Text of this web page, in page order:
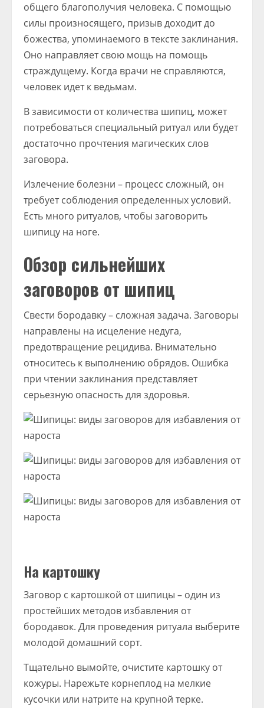
общего благополучия человека. С помощью
силы произносящего, призыв доходит до
божества, упоминаемого в тексте заклинания.
Оно направляет свою мощь на помощь
страждущему. Когда врачи не справляются,
человек идет к ведьмам.
В зависимости от количества шипиц, может
потребоваться специальный ритуал или будет
достаточно прочтения магических слов
заговора.
Излечение болезни – процесс сложный, он
требует соблюдения определенных условий.
Есть много ритуалов, чтобы заговорить
шипицу на ноге.
Обзор сильнейших
заговоров от шипиц
Свести бородавку – сложная задача. Заговоры
направлены на исцеление недуга,
предотвращение рецидива. Внимательно
относитесь к выполнению обрядов. Ошибка
при чтении заклинания представляет
серьезную опасность для здоровья.
На картошку
Заговор с картошкой от шипицы – один из
простейших методов избавления от
бородавок. Для проведения ритуала выберите
молодой домашний сорт.
Тщательно вымойте, очистите картошку от
кожуры. Нарежьте корнеплод на мелкие
кусочки или натрите на крупной терке.